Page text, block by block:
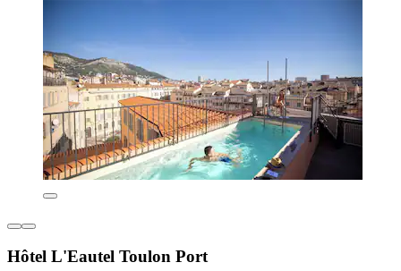
Hôtel L'Eautel Toulon Port